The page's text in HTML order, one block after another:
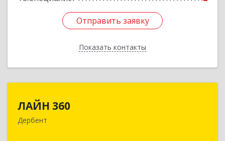
Отправить заявку
Показать контакты
Отправить заявку
Назад
ЛАЙН 360
Дербент
368600, Дагестан Респ, Дербент г, Ю.Гагарина